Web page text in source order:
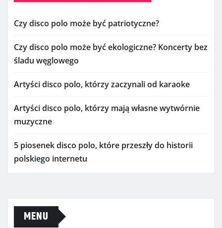
Czy disco polo może być patriotyczne?
Czy disco polo może być ekologiczne? Koncerty bez
śladu węglowego
Artyści disco polo, którzy zaczynali od karaoke
Artyści disco polo, którzy mają własne wytwórnie
muzyczne
5 piosenek disco polo, które przeszły do historii
polskiego internetu
MENU